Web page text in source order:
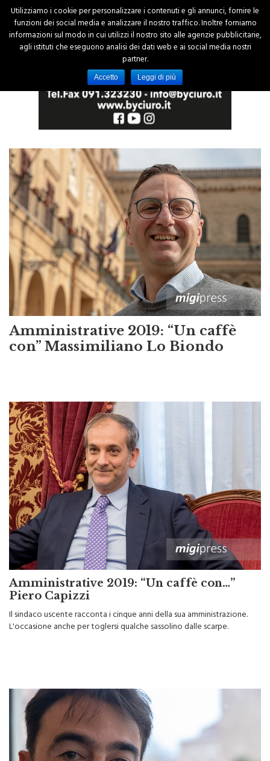
Amministrative 2019: “Un caffè
con” Massimiliano Lo Biondo
Amministrative 2019: “Un caffè con…”
Piero Capizzi
Il sindaco uscente racconta i cinque anni della sua amministrazione.
L'occasione anche per toglersi qualche sassolino dalle scarpe.
Utilizziamo i cookie per personalizzare i contenuti e gli annunci, fornire le
funzioni dei social media e analizzare il nostro traffico. Inoltre forniamo
informazioni sul modo in cui utilizzi il nostro sito alle agenzie pubblicitarie,
agli istituti che eseguono analisi dei dati web e ai social media nostri
partner.
Accetto Leggi di più